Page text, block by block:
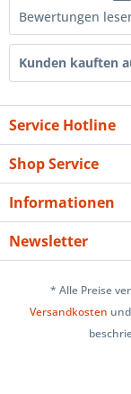
Bewertungen
Kunden kauften
Service Hotline
Shop Service
Informationen
Newsletter
* Alle Preise
Versandkosten